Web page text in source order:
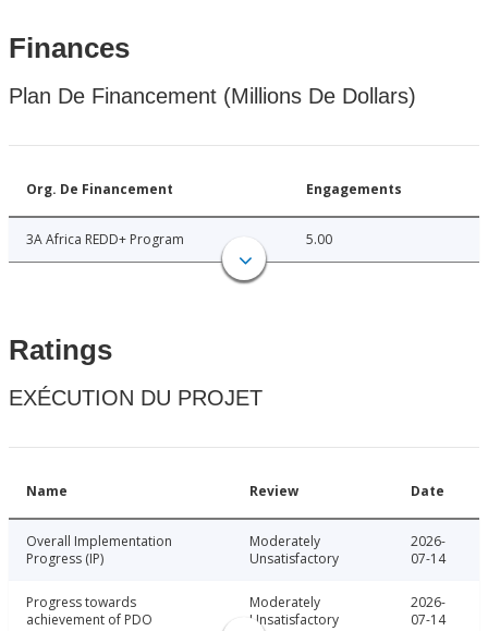
Finances
Plan De Financement (Millions De Dollars)
Org. De Financement Engagements
3A Africa REDD+ Program 5.00
Ratings
EXÉCUTION DU PROJET
Name Review Date
Overall Implementation
Progress (IP)
Moderately
Unsatisfactory
2026-
07-14
Progress towards
achievement of PDO
Moderately
Unsatisfactory
2026-
07-14